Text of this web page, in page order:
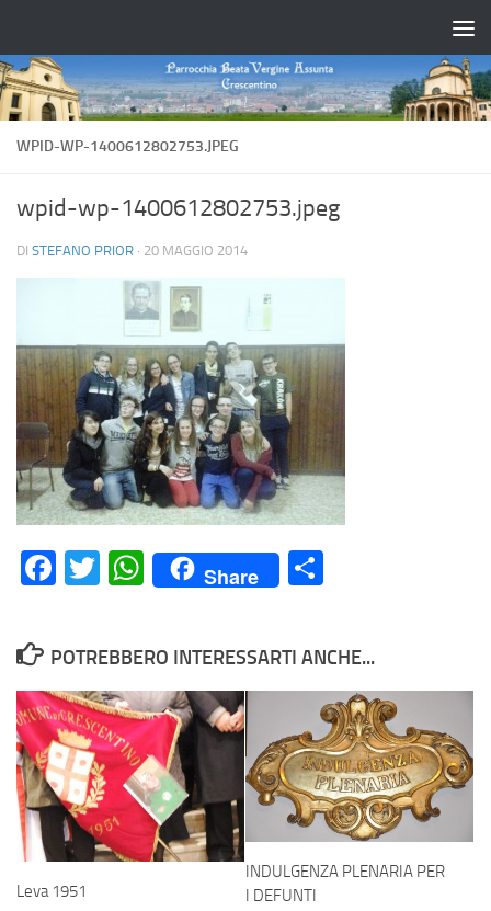
WPID-WP-1400612802753.JPEG
wpid-wp-1400612802753.jpeg
DI STEFANO PRIOR · 20 MAGGIO 2014
Facebook
Twitter
WhatsApp
Share
POTREBBERO INTERESSARTI ANCHE...
Leva 1951
INDULGENZA PLENARIA PER
I DEFUNTI